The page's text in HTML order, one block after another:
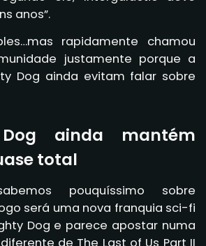
anos”.
rapidamente chamou
justamente porque a
Dog ainda evitam falar sobre
ainda mantém
total
pouquíssimo sobre
será uma nova franquia sci-fi
Dog e parece apostar numa